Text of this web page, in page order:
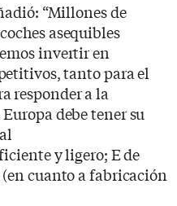
“Millones de
asequibles
invertir en
tanto para el
responder a la
debe tener su
y ligero; E de
cuanto a fabricación